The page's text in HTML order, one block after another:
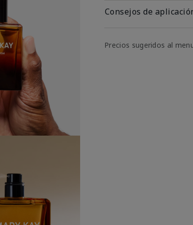
Consejos de
Precios sugeridos al